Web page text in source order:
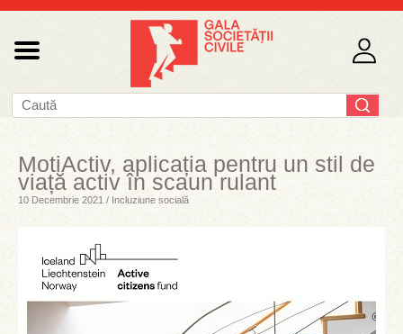
MotiActiv, aplicația pentru un stil de
viață activ în scaun rulant
10 Decembrie 2021 / Incluziune socială